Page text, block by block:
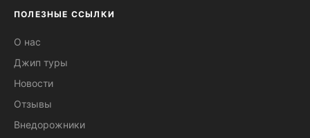
ПОЛЕЗНЫЕ ССЫЛКИ
О нас
Джип туры
Новости
Отзывы
Внедорожники